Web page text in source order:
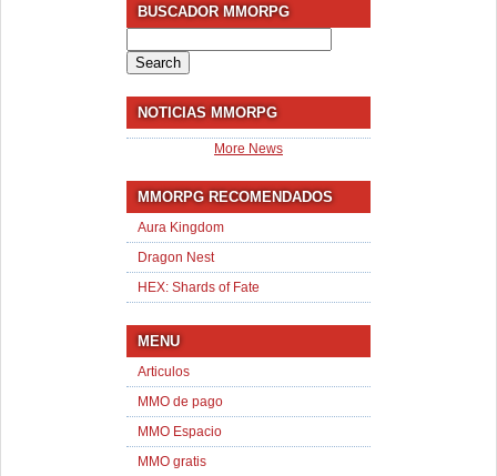
BUSCADOR MMORPG
for:
NOTICIAS MMORPG
More News
MMORPG RECOMENDADOS
Aura Kingdom
Dragon Nest
HEX: Shards of Fate
MENU
Articulos
MMO de pago
MMO Espacio
MMO gratis